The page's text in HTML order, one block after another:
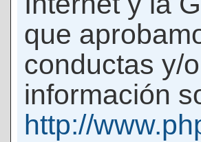
que
conductas y/
información
http://